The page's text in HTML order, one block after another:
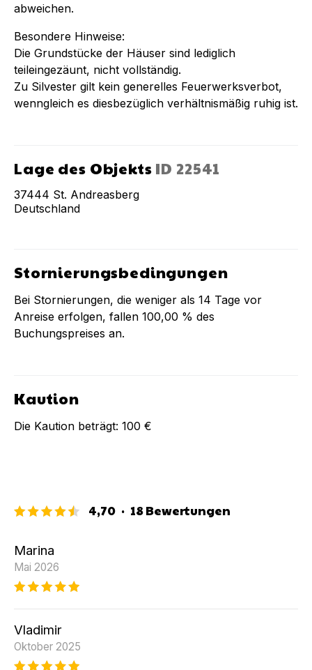
abweichen.
Besondere Hinweise:
Die Grundstücke der Häuser sind lediglich
teileingezäunt, nicht vollständig.
Zu Silvester gilt kein generelles Feuerwerksverbot,
wenngleich es diesbezüglich verhältnismäßig ruhig ist.
Lage des Objekts ID 22541
37444 St. Andreasberg
Deutschland
Stornierungsbedingungen
Bei Stornierungen, die weniger als 14 Tage vor
Anreise erfolgen, fallen 100,00 % des
Buchungspreises an.
Kaution
Die Kaution beträgt: 100 €
4,70 · 18Bewertungen
Marina
Mai 2026
Vladimir
Oktober 2025